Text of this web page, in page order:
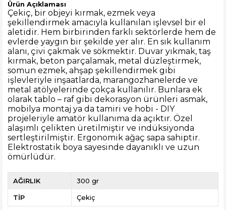
Ürün Açıklaması
Çekiç, bir objeyi kırmak, ezmek veya
şekillendirmek amacıyla kullanılan işlevsel bir el
aletidir. Hem birbirinden farklı sektörlerde hem de
evlerde yaygın bir şekilde yer alır. En sık kullanım
alanı, çivi çakmak ve sökmektir. Duvar yıkmak, taş
kırmak, beton parçalamak, metal düzleştirmek,
somun ezmek, ahşap şekillendirmek gibi
işlevleriyle inşaatlarda, marangozhanelerde ve
metal atölyelerinde çokça kullanılır. Bunlara ek
olarak tablo – raf gibi dekorasyon ürünleri asmak,
mobilya montaj ya da tamiri ve hobi - DIY
projeleriyle amatör kullanıma da açıktır. Özel
alaşımlı çelikten üretilmiştir ve indüksiyonda
sertleştirilmiştir. Ergonomik ağaç sapa sahiptir.
Elektrostatik boya sayesinde dayanıklı ve uzun
ömürlüdür.
AĞIRLIK 300 gr
TİP Çekiç